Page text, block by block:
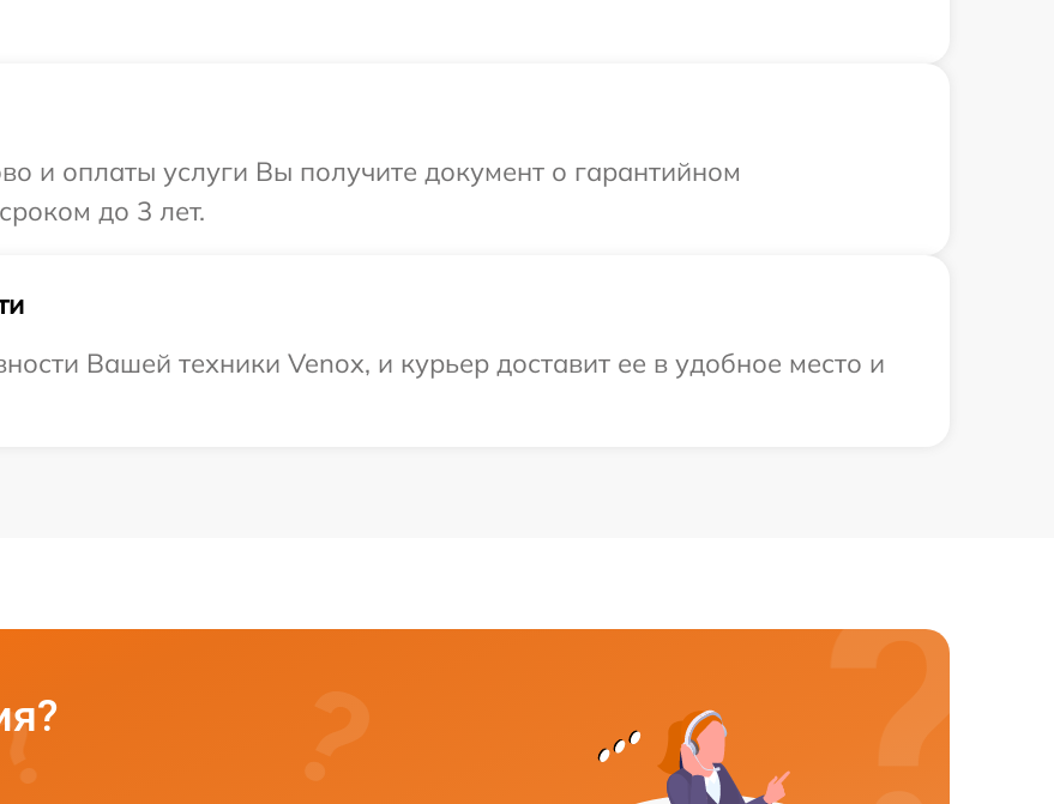
и оплаты услуги Вы получите документ о гарантийном
до 3 лет.
Вашей техники Venox, и курьер доставит ее в удобное место и